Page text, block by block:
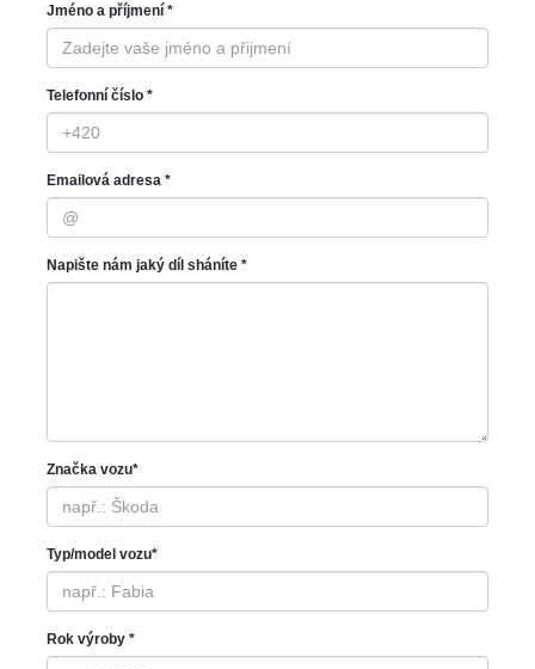
Jméno a příjmení *
Telefonní číslo *
Emailová adresa *
Napište nám jaký díl sháníte *
Značka vozu*
Typ/model vozu*
Rok výroby *